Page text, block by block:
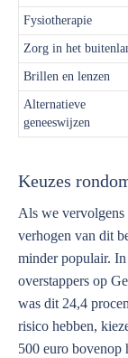
Fysiotherapie
Zorg in het
Brillen en lenzen
Alternatieve
geneeswijzen
Keuzes
Als we
verhogen van dit
minder populair.
overstappers op
was dit 24,4
risico hebben,
500 euro bovenop